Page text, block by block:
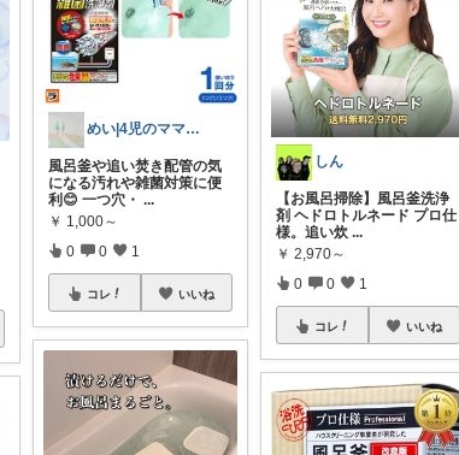
めい|4児のママおすすめ
風呂釜や追い焚き配管の気
になる汚れや雑菌対策に便
利😊 一つ穴・ ...
￥ 1,000～
0 0 1
コレ いいね
しん
【お風呂掃除】風呂釜洗浄
剤 ヘドロトルネード プロ仕
様。追い炊 ...
￥ 2,970～
0 0 1
コレ いいね